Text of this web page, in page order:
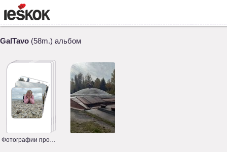
GalTavo (58m.) альбом
Фотографии профиля